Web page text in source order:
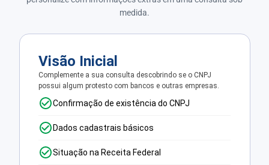
medida.
Visão Inicial
Complemente a sua consulta descobrindo se o CNPJ
possui algum protesto com bancos e outras empresas.
Confirmação de existência do CNPJ
Dados cadastrais básicos
Situação na Receita Federal